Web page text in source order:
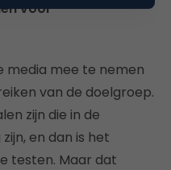
voor
media mee te nemen
van de doelgroep.
zijn die in de
en dan is het
testen. Maar dat